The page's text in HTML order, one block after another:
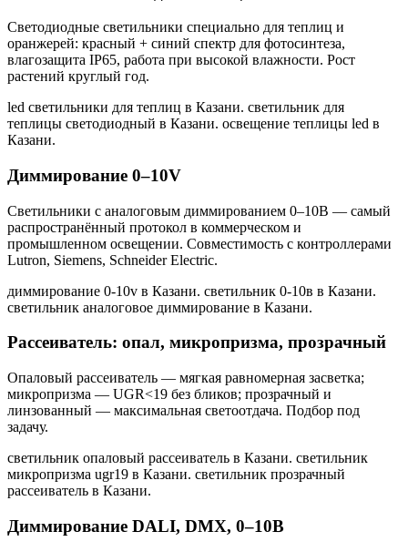
Светодиодные светильники специально для теплиц и
оранжерей: красный + синий спектр для фотосинтеза,
влагозащита IP65, работа при высокой влажности. Рост
растений круглый год.
led светильники для теплиц в Казани. светильник для
теплицы светодиодный в Казани. освещение теплицы led в
Казани.
Диммирование 0–10V
Светильники с аналоговым диммированием 0–10В — самый
распространённый протокол в коммерческом и
промышленном освещении. Совместимость с контроллерами
Lutron, Siemens, Schneider Electric.
диммирование 0-10v в Казани. светильник 0-10в в Казани.
светильник аналоговое диммирование в Казани.
Рассеиватель: опал, микропризма, прозрачный
Опаловый рассеиватель — мягкая равномерная засветка;
микропризма — UGR<19 без бликов; прозрачный и
линзованный — максимальная светоотдача. Подбор под
задачу.
светильник опаловый рассеиватель в Казани. светильник
микропризма ugr19 в Казани. светильник прозрачный
рассеиватель в Казани.
Диммирование DALI, DMX, 0–10В